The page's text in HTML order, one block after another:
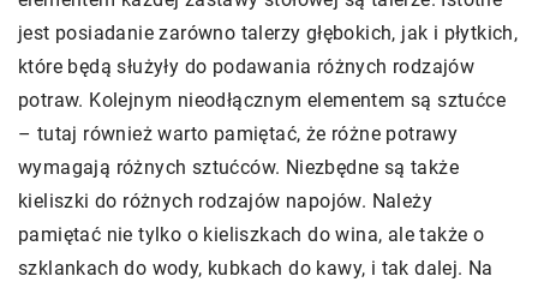
jest posiadanie zarówno talerzy głębokich, jak i płytkich,
które będą służyły do podawania różnych rodzajów
potraw. Kolejnym nieodłącznym elementem są sztućce
– tutaj również warto pamiętać, że różne potrawy
wymagają różnych sztućców. Niezbędne są także
kieliszki do różnych rodzajów napojów. Należy
pamiętać nie tylko o kieliszkach do wina, ale także o
szklankach do wody, kubkach do kawy, i tak dalej. Na